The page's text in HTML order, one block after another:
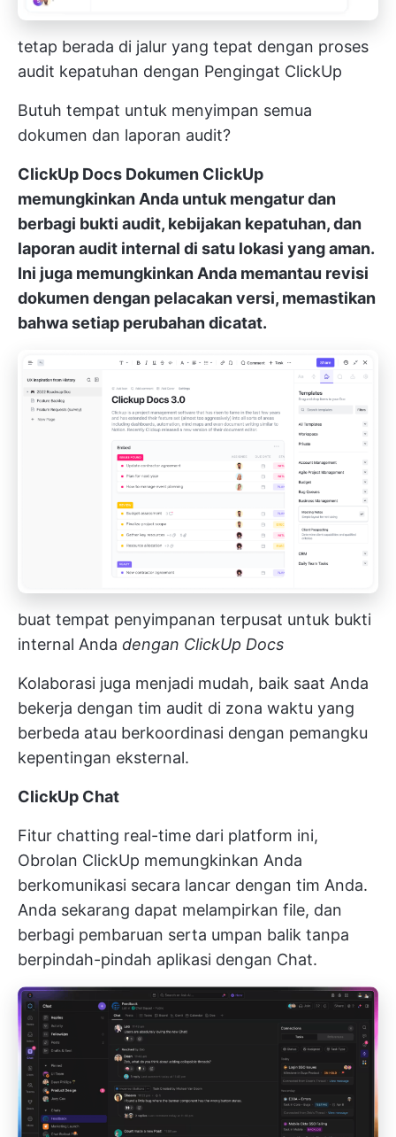
tetap berada di jalur yang tepat dengan proses
audit kepatuhan dengan Pengingat ClickUp
Butuh tempat untuk menyimpan semua
dokumen dan laporan audit?
ClickUp Docs Dokumen ClickUp
memungkinkan Anda untuk mengatur dan
berbagi bukti audit, kebijakan kepatuhan, dan
laporan audit internal di satu lokasi yang aman.
Ini juga memungkinkan Anda memantau revisi
dokumen dengan pelacakan versi, memastikan
bahwa setiap perubahan dicatat.
buat tempat penyimpanan terpusat untuk bukti
internal Anda dengan ClickUp Docs
Kolaborasi juga menjadi mudah, baik saat Anda
bekerja dengan tim audit di zona waktu yang
berbeda atau berkoordinasi dengan pemangku
kepentingan eksternal.
ClickUp Chat
Fitur chatting real-time dari platform ini,
Obrolan ClickUp memungkinkan Anda
berkomunikasi secara lancar dengan tim Anda.
Anda sekarang dapat melampirkan file, dan
berbagi pembaruan serta umpan balik tanpa
berpindah-pindah aplikasi dengan Chat.